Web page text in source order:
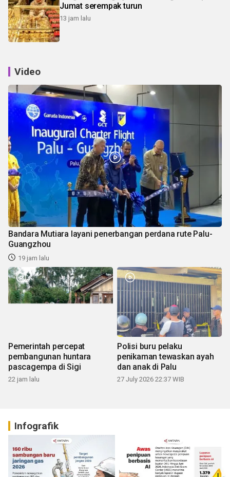
Jumat serempak turun
13 jam lalu
Video
Bandara Mutiara layani penerbangan perdana rute Palu-
Guangzhou
19 jam lalu
Pemerintah percepat
pembangunan huntara
pascagempa di Sigi
22 jam lalu
Polisi buru pelaku
penikaman tewaskan ayah
dan anak di Palu
27 July 2026 22:37 WIB
Infografik